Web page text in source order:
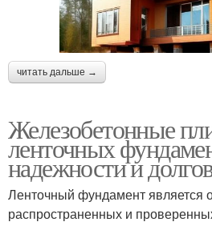
читать дальше →
Железобетонные
ленточных
надежности и
Ленточный фундамент является
распространенных и